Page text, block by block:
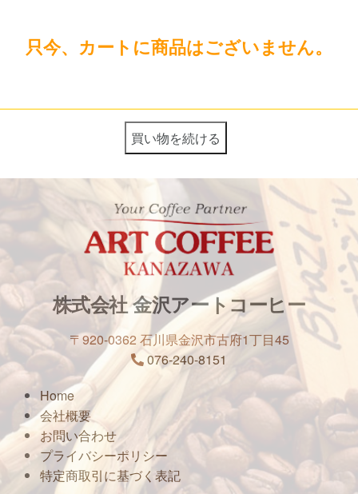
只今、カートに商品はございません。
株式会社 金沢アートコーヒー
〒920-0362 石川県金沢市古府1丁目45
076-240-8151
Home
会社概要
お問い合わせ
プライバシーポリシー
特定商取引に基づく表記